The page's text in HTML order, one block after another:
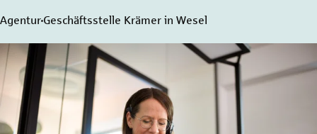
Agentur Geschäftsstelle Krämer in Wesel